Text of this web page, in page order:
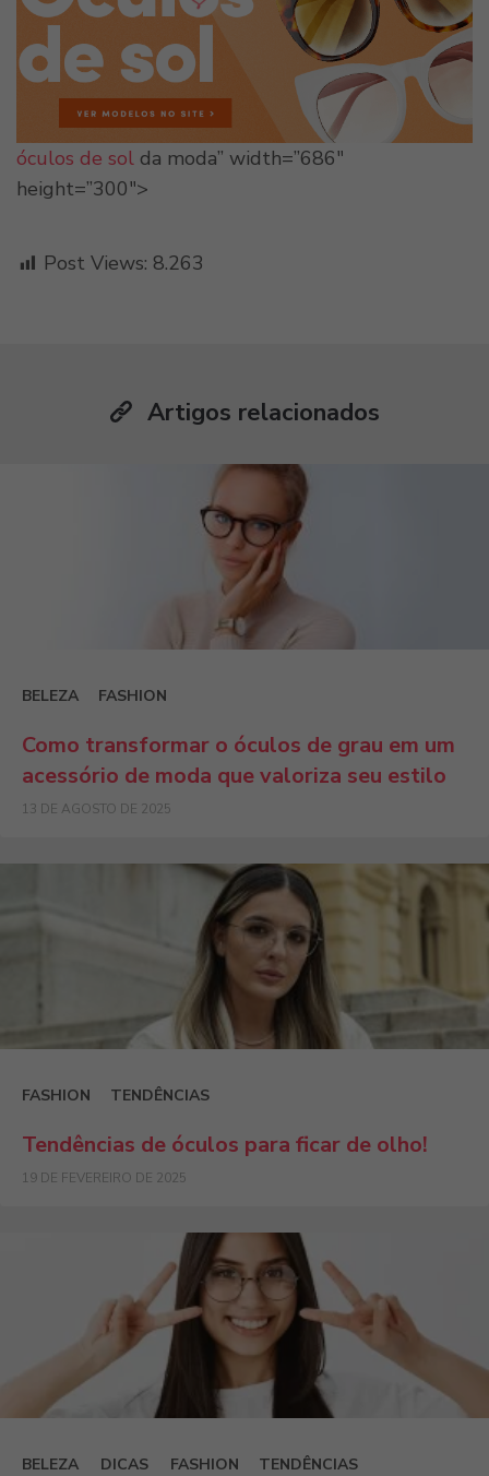
óculos de sol da moda” width=”686″
height=”300″>
Post Views: 8.263
Artigos relacionados
BELEZA FASHION
Como transformar o óculos de grau em um
acessório de moda que valoriza seu estilo
13 DE AGOSTO DE 2025
FASHION TENDÊNCIAS
Tendências de óculos para ficar de olho!
19 DE FEVEREIRO DE 2025
BELEZA DICAS FASHION TENDÊNCIAS